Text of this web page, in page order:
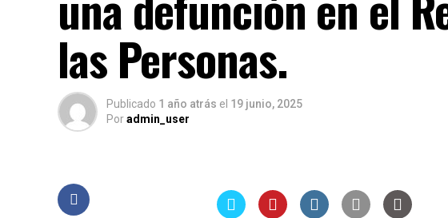
las Personas.
Publicado 1 año atrás el 19 junio, 2025
Poradmin_user